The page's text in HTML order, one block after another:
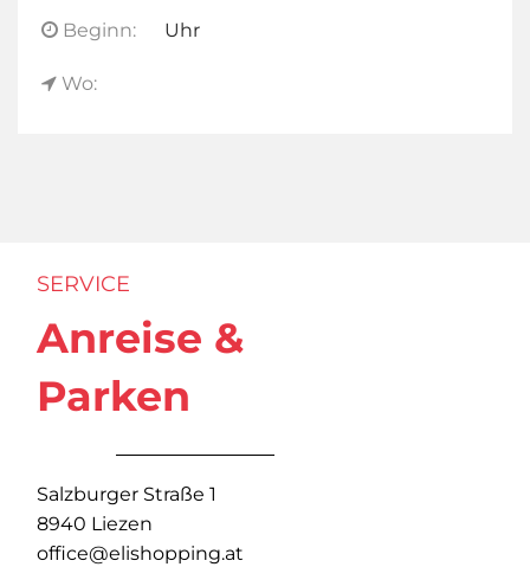
Beginn: Uhr
Wo:
SERVICE
Anreise &
Parken
Salzburger Straße 1
8940 Liezen
office@elishopping.at